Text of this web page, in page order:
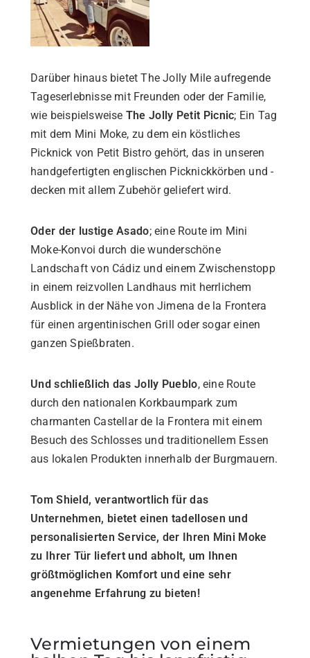
Darüber hinaus bietet The Jolly Mile aufregende
Tageserlebnisse mit Freunden oder der Familie,
wie beispielsweise The Jolly Petit Picnic; Ein Tag
mit dem Mini Moke, zu dem ein köstliches
Picknick von Petit Bistro gehört, das in unseren
handgefertigten englischen Picknickkörben und -
decken mit allem Zubehör geliefert wird.
Oder der lustige Asado; eine Route im Mini
Moke-Konvoi durch die wunderschöne
Landschaft von Cádiz und einem Zwischenstopp
in einem reizvollen Landhaus mit herrlichem
Ausblick in der Nähe von Jimena de la Frontera
für einen argentinischen Grill oder sogar einen
ganzen Spießbraten.
Und schließlich das Jolly Pueblo, eine Route
durch den nationalen Korkbaumpark zum
charmanten Castellar de la Frontera mit einem
Besuch des Schlosses und traditionellem Essen
aus lokalen Produkten innerhalb der Burgmauern.
Tom Shield, verantwortlich für das
Unternehmen, bietet einen tadellosen und
personalisierten Service, der Ihren Mini Moke
zu Ihrer Tür liefert und abholt, um Ihnen
größtmöglichen Komfort und eine sehr
angenehme Erfahrung zu bieten!
Vermietungen von einem